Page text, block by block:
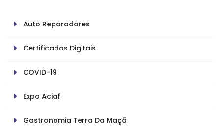
Auto Reparadores
Certificados Digitais
COVID-19
Expo Aciaf
Gastronomia Terra Da Maçã